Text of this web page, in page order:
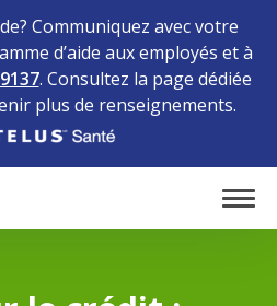
Communiquez avec votre
d’aide aux employés et à
. Consultez la page dédiée
plus de renseignements.